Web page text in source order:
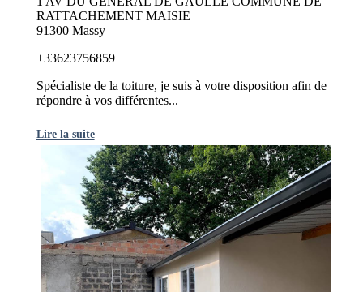
RATTACHEMENT MAISIE
91300 Massy
+33623756859
Spécialiste de la toiture, je suis à votre disposition afin de
répondre à vos différentes...
Lire la suite